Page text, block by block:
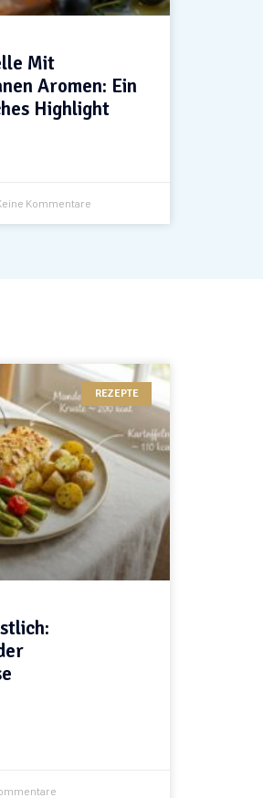
Mit
Aromen: Ein
Highlight
Kommentare
REZEPTE